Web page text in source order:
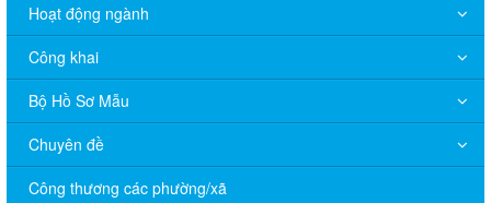
Hoạt động ngành
Công khai
Bộ Hồ Sơ Mẫu
Chuyên đề
Công thương các phường/xã